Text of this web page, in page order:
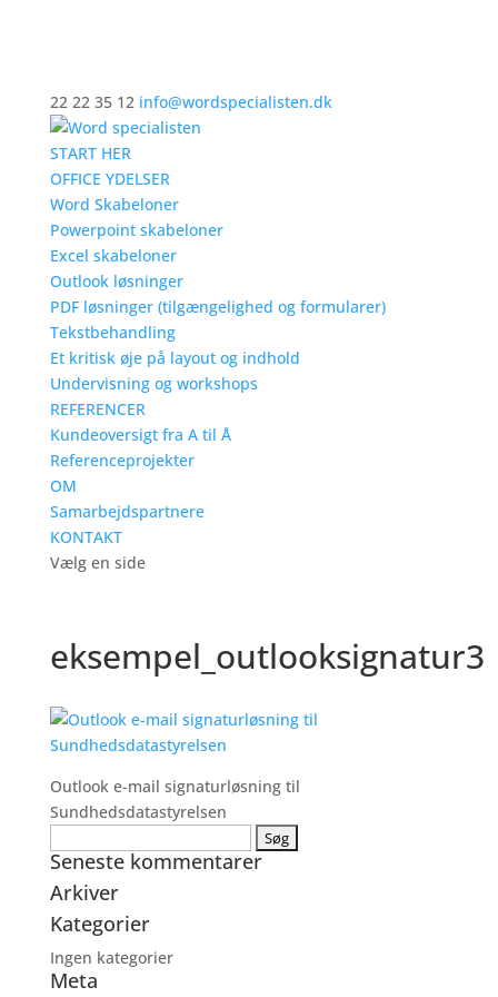
22 22 35 12 info@wordspecialisten.dk
START HER
OFFICE YDELSER
Word Skabeloner
Powerpoint skabeloner
Excel skabeloner
Outlook løsninger
PDF løsninger (tilgængelighed og formularer)
Tekstbehandling
Et kritisk øje på layout og indhold
Undervisning og workshops
REFERENCER
Kundeoversigt fra A til Å
Referenceprojekter
OM
Samarbejdspartnere
KONTAKT
Vælg en side
eksempel_outlooksignatur3
Outlook e-mail signaturløsning til
Sundhedsdatastyrelsen
efter:
Seneste kommentarer
Arkiver
Kategorier
Ingen kategorier
Meta